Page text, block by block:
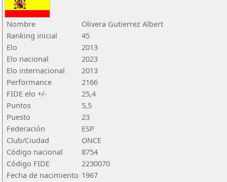
Nombre
Olivera Gutierrez Albert
Ranking inicial
45
Elo
2013
Elo nacional
2023
Elo internacional
2013
Performance
2166
FIDE elo +/-
25,4
Puntos
5,5
Puesto
23
Federación
ESP
Club/Ciudad
ONCE
Código nacional
8754
Código FIDE
2230070
Fecha de nacimiento 1967